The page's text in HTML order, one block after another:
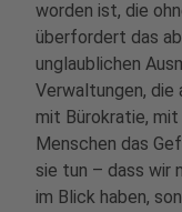
worden ist, die
überfordert das
unglaublichen
Verwaltungen, die
mit Bürokratie, mit
Menschen das
sie tun – dass wir
im Blick haben,